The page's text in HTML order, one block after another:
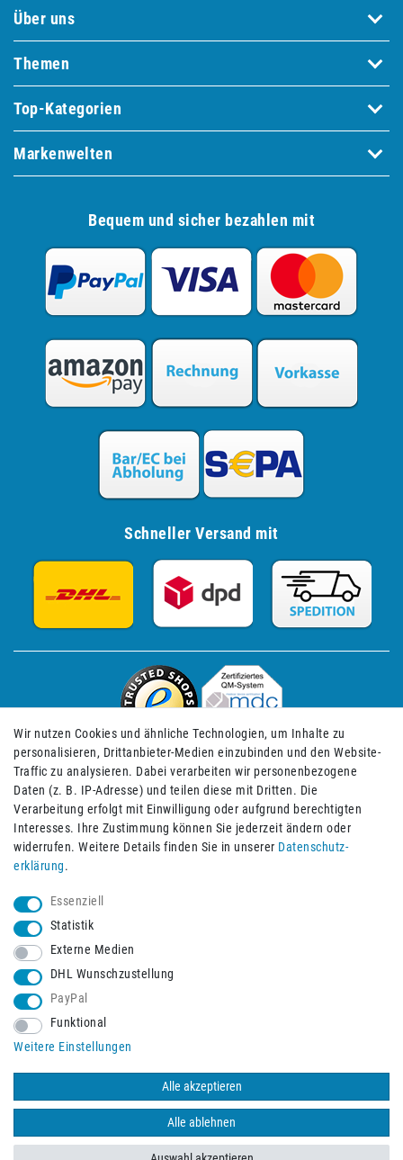
Über uns
Themen
Top-Kategorien
Markenwelten
Bequem und sicher bezahlen mit
Schneller Versand mit
Impressum Daten­schutz­erklärung AGB
© 2026 Burbach+Goetz Deutsche Sanitätshaus GmbH
vorbehalten. Alle Preise verstehen sich inklusive der Mehrwertsteuer,
zuzüglich der Versandkosten.
Wir nutzen Cookies und ähnliche Technologien, um Inhalte zu
personalisieren, Drittanbieter-Medien einzubinden und den Website-
Traffic zu analysieren. Dabei verarbeiten wir personenbezogene
Daten (z. B. IP-Adresse) und teilen diese mit Dritten. Die
Verarbeitung erfolgt mit Einwilligung oder aufgrund berechtigten
Interesses. Ihre Zustimmung können Sie jederzeit ändern oder
widerrufen. Weitere Details finden Sie in unserer Daten­schutz­
erklärung.
Essenziell
Statistik
Externe Medien
DHL Wunschzustellung
PayPal
Funktional
Weitere Einstellungen
Alle akzeptieren
Alle ablehnen